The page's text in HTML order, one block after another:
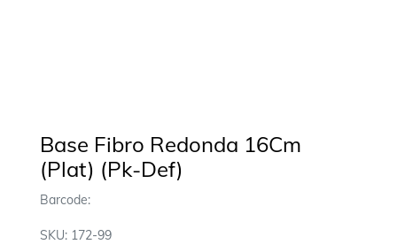
Base Fibro Redonda 16Cm
(Plat) (Pk-Def)
Barcode:
SKU: 172-99